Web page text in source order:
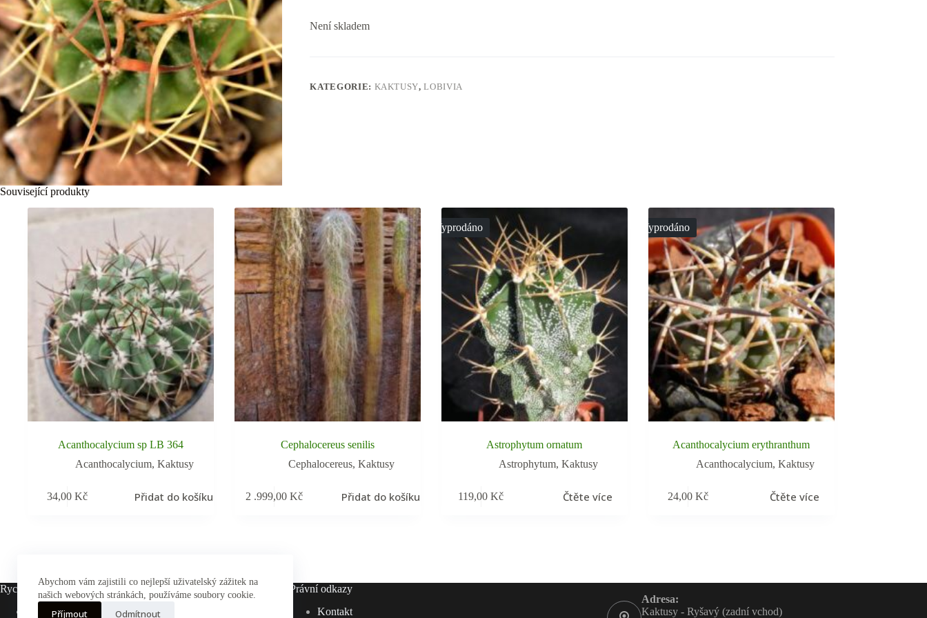
Abychom vám zajistili co nejlepší uživatelský zážitek na
našich webových stránkách, používáme soubory cookie.
Příjmout Odmítnout
Není skladem
KATEGORIE: KAKTUSY,LOBIVIA
Související produkty
Acanthocalycium sp LB 364
Acanthocalycium, Kaktusy
34,00 Kč Přidat do košíku
Cephalocereus senilis
Cephalocereus, Kaktusy
2 .999,00 Kč Přidat do košíku
Vyprodáno
Astrophytum ornatum
Astrophytum, Kaktusy
119,00Kč Čtěte více
Vyprodáno
Acanthocalycium erythranthum
Acanthocalycium, Kaktusy
24,00 Kč Čtěte více
Rychlé odkazy
Hlavní stránka
Právní odkazy
Kontakt
Adresa:
Kaktusy - Ryšavý (zadní vchod)